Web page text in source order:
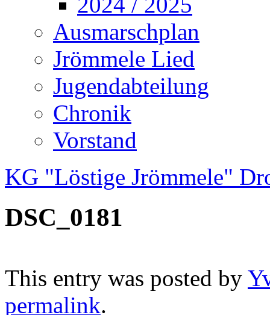
Ausmarschplan
Jrömmele Lied
Jugendabteilung
Chronik
Vorstand
KG "Löstige Jrömmele"
DSC_0181
This entry was posted by
permalink.